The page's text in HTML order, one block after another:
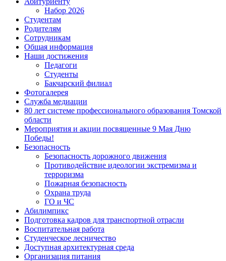
Набор 2026
Студентам
Родителям
Сотрудникам
Общая информация
Наши достижения
Педагоги
Студенты
Бакчарский филиал
Фотогалерея
Служба медиации
80 лет системе профессионального образования Томской
области
Мероприятия и акции посвященные 9 Мая Дню
Победы!
Безопасность
Безопасность дорожного движения
Противодействие идеологии экстремизма и
терроризма
Пожарная безопасность
Охрана труда
ГО и ЧС
Абилимпикс
Подготовка кадров для транспортной отрасли
Воспитательная работа
Студенческое лесничество
Доступная архитектурная среда
Организация питания